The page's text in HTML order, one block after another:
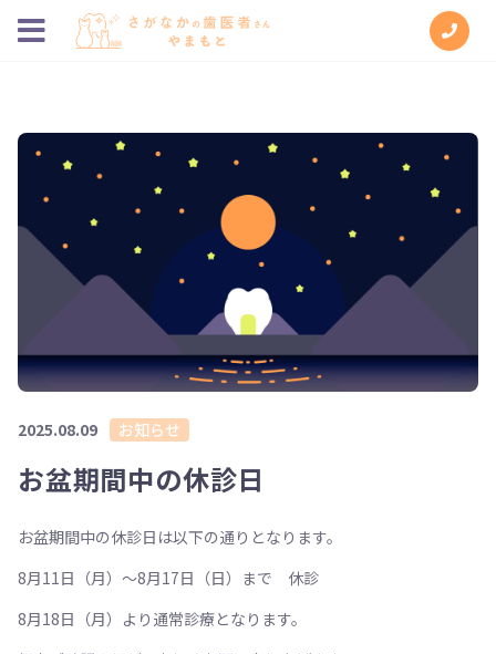
2025.08.09 お知らせ
お盆期間中の休診日
お盆期間中の休診日は以下の通りとなります。
8月11日（月）〜8月17日（日）まで 休診
8月18日（月）より通常診療となります。